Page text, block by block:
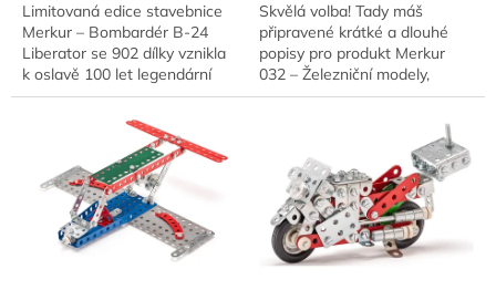
Limitovaná edice stavebnice
Merkur – Bombardér B-24
Liberator se 902 dílky vznikla
k oslavě 100 let legendární
stavebnice Merkur a na
počest českého letce
Františka Švejdara....
Skvělá volba! Tady máš
připravené krátké a dlouhé
popisy pro produkt Merkur
032 – Železniční modely,
ideální pro e-shop i propagaci